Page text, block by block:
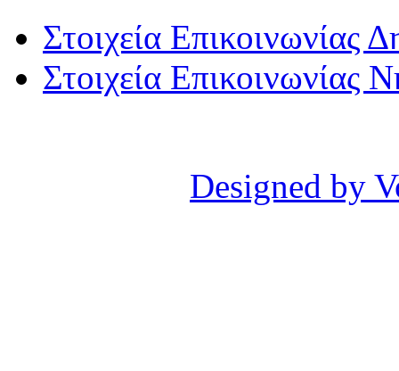
Στοιχεία Επικοινωνίας
Στοιχεία Επικοινωνίας
Designed by